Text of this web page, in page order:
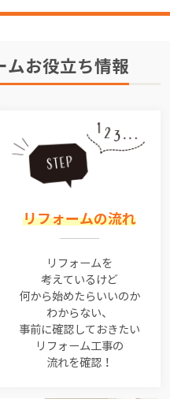
ムお役立ち情報
リフォームの流れ
リフォームを
考えているけど
何から始めたらいいのか
わからない、
事前に確認しておきたい
リフォーム工事の
流れを確認！